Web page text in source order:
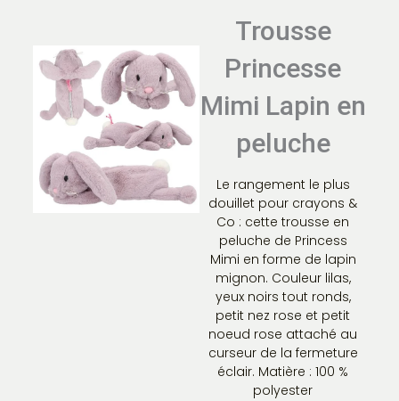
Trousse
Princesse
Mimi Lapin en
peluche
Le rangement le plus
douillet pour crayons &
Co : cette trousse en
peluche de Princess
Mimi en forme de lapin
mignon. Couleur lilas,
yeux noirs tout ronds,
petit nez rose et petit
noeud rose attaché au
curseur de la fermeture
éclair. Matière : 100 %
polyester